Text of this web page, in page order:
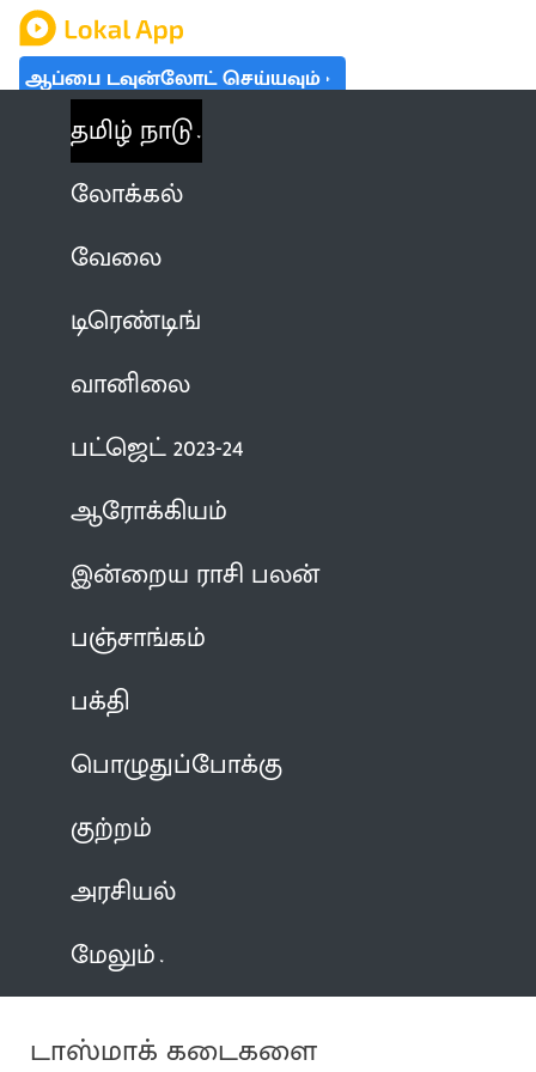
ஆப்பை டவுன்லோட் செய்யவும்
தமிழ் நாடு
லோக்கல்
வேலை
டிரெண்டிங்
வானிலை
பட்ஜெட் 2023-24
ஆரோக்கியம்
இன்றைய ராசி பலன்
பஞ்சாங்கம்
பக்தி
பொழுதுப்போக்கு
குற்றம்
அரசியல்
மேலும்
டாஸ்மாக் கடைகளை